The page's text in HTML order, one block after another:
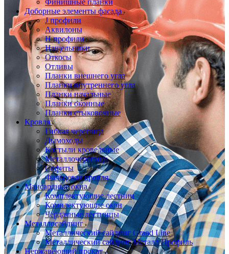
Финишные планки
Доборные элементы фасада
J профили
Аквилоны
Н профили
Нащельники
Откосы
Отливы
Планки внешнего угла
Планки внутреннего угла
Планки начальные
Планки оконные
Планки стыковочные
Кровля
Гибкая черепица
Дымоходы
Костыли кровельные
Металлочерепица
Софиты
Фальцевая кровля
Мансардные окна
Комплектующие лестниц
Комплектующие окон
Чердачные лестницы
Металлосайдинг
Металлический сайдинг Grand Line
Металлический сайдинг Металл Профиль
Нержавеющий прокат